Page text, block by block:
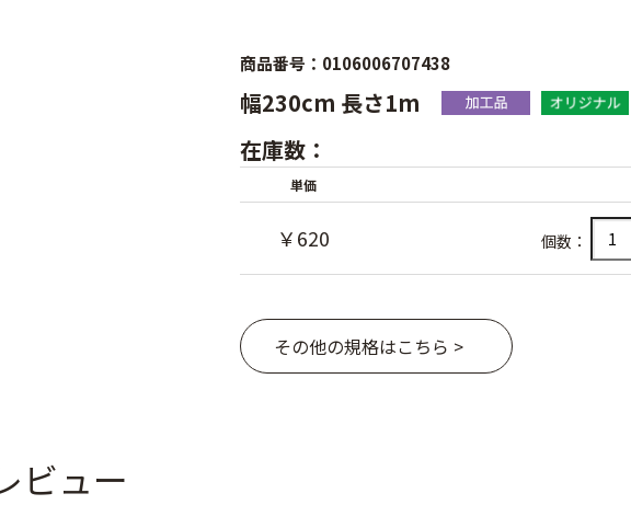
商品番号：0106006707438
幅230cm 長さ1m
在庫数：
単価
￥620 個数：
その他の規格はこちら >
ビュー